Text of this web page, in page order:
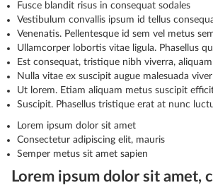
Fusce blandit risus in consequat sodales
Vestibulum convallis ipsum id tellus
Venenatis. Pellentesque id sem vel metus
Ullamcorper lobortis vitae ligula. Phasellus
Est consequat, tristique nibh viverra,
Nulla vitae ex suscipit augue malesuada
Ut lorem. Etiam aliquam metus suscipit
Suscipit. Phasellus tristique erat at nunc
Lorem ipsum dolor sit amet
Consectetur adipiscing elit, mauris
Semper metus sit amet sapien
Lorem ipsum dolor sit amet,